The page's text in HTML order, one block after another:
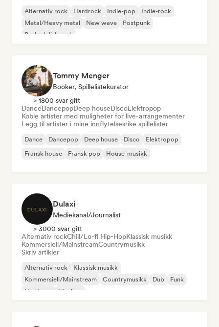
Alternativ rock Hardrock Indie-pop
Indie-rock
Metal/Heavy metal
New wave
Postpunk
Psykedelisk rock
Tommy Menger
Booker, Spillelistekurator
> 1800 svar gitt
DanceDancepopDeep houseDiscoElektropop
Koble artister med muligheter for live-arrangementer
Legg til artister i mine innflytelsesrike spillelister
Dance Dancepop Deep house Disco
Elektropop
Fransk house
Fransk pop House-musikk
Dulaxi
Mediekanal/journalist
> 3000 svar gitt
Alternativ rockChill/Lo-fi Hip-HopKlassisk musikk
Kommersiell/MainstreamCountrymusikk
Skriv artikler
Alternativ rock
Klassisk musikk
Kommersiell/Mainstream
Countrymusikk Dub
Funk
Hardcore
Hip-hop